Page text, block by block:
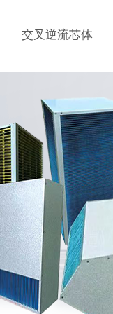
交叉逆流芯体